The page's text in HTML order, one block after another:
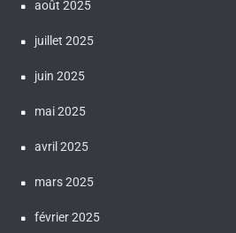
août 2025
juillet 2025
juin 2025
mai 2025
avril 2025
mars 2025
février 2025